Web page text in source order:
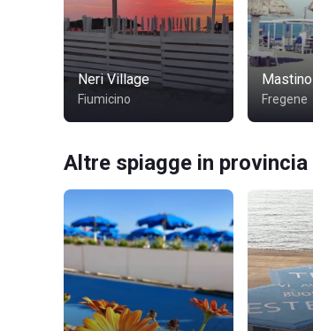
Neri Village
Fiumicino
Mastino
Fregene
Altre spiagge in provincia